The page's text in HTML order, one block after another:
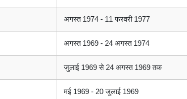
अगस्त 1974 - 11 फरवरी 1977
अगस्त 1969 - 24 अगस्त 1974
जुलाई 1969 से 24 अगस्त 1969 तक
मई 1969 - 20 जुलाई 1969